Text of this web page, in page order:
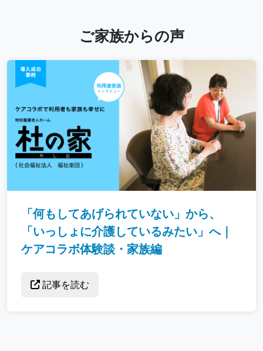
ご家族からの声
「何もしてあげられていない」から、
「いっしょに介護しているみたい」へ｜
ケアコラボ体験談・家族編
記事を読む